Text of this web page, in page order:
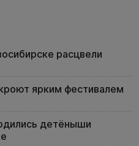
расцвели
ярким фестивалем
детёныши